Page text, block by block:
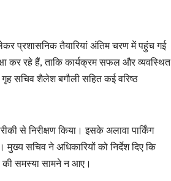
प्रशासनिक तैयारियां अंतिम चरण में पहुंच गई
कर रहे हैं, ताकि कार्यक्रम सफल और व्यवस्थित
सचिव शैलेश बगौली सहित कई वरिष्ठ
से निरीक्षण किया। इसके अलावा पार्किंग
सचिव ने अधिकारियों को निर्देश दिए कि
की समस्या सामने न आए।